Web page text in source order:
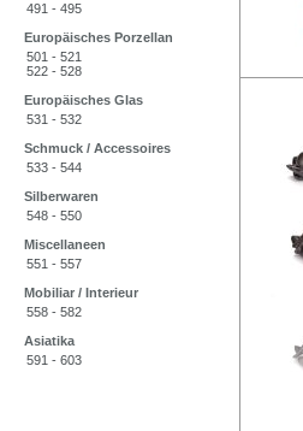
491 - 495
Europäisches Porzellan
501 - 521
522 - 528
Europäisches Glas
531 - 532
Schmuck / Accessoires
533 - 544
Silberwaren
548 - 550
Miscellaneen
551 - 557
Mobiliar / Interieur
558 - 582
Asiatika
591 - 603